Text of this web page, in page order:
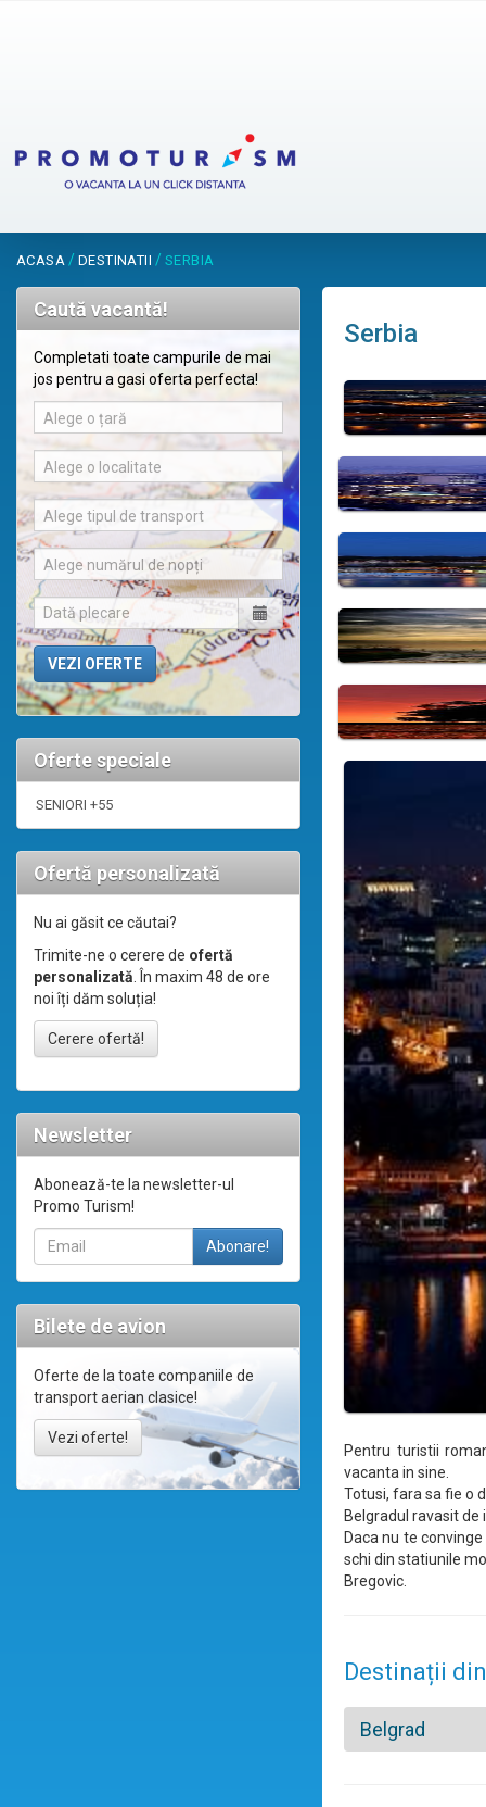
ACASA / DESTINATII / SERBIA
Caută vacantă!
Completati toate campurile de mai
jos pentru a gasi oferta perfecta!
Alege o țară
Alege o localitate
Alege tipul de transport
Alege numărul de nopți
Oferte speciale
SENIORI +55
Ofertă personalizată
Nu ai găsit ce căutai?
Trimite-ne o cerere de ofertă
personalizată. În maxim 48 de ore
noi îți dăm soluția!
Cerere ofertă!
Newsletter
Abonează-te la newsletter-ul
Promo Turism!
Bilete de avion
Oferte de la toate companiile de
transport aerian clasice!
Vezi oferte!
Serbia
Pentru turistii
vacanta in sine.
Totusi, fara sa fie o
Belgradul ravasit
Daca nu te
schi din statiunile
Bregovic.
Destinații
Belgrad